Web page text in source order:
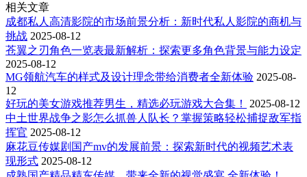
相关文章
成都私人高清影院的市场前景分析：新时代私人影院的商机与
挑战 2025-08-12
苍翼之刃角色一览表最新解析：探索更多角色背景与能力设定
2025-08-12
MG领航汽车的样式及设计理念带给消费者全新体验 2025-08-
12
好玩的美女游戏推荐男生，精选必玩游戏大合集！
2025-08-12
中土世界战争之影怎么抓兽人队长？掌握策略轻松捕捉敌军指
挥官 2025-08-12
麻花豆传媒剧国产mv的发展前景：探索新时代的视频艺术表
现形式 2025-08-12